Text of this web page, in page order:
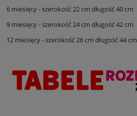
6 miesięcy - szerokość 22 cm długość 40 cm
9 miesięcy - szerokość 24 cm długość 42 cm
12 miesięcy - szerokość 26 cm długość 44 cm